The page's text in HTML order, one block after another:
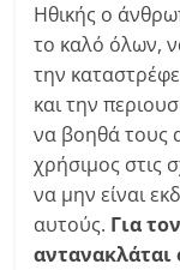
Ηθικής ο
το καλό όλων,
την
και την
να βοηθά τους
χρήσιμος στις
να μην είναι
αυτούς. Για